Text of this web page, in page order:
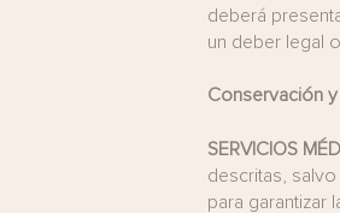
deberá
un deber legal
Conservación
SERVICIOS
descritas,
para garantizar